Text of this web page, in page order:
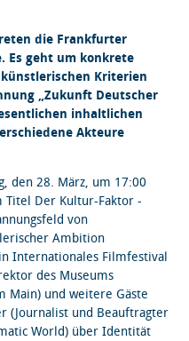
die Frankfurter
Es geht um konkrete
Kriterien
„Zukunft Deutscher
inhaltlichen
Akteure
den 28. März, um 17:00
Titel Der Kultur-Faktor -
von
Ambition
Internationales Filmfestival
des Museums
Main) und weitere Gäste
(Journalist und Beauftragter
World) über Identität